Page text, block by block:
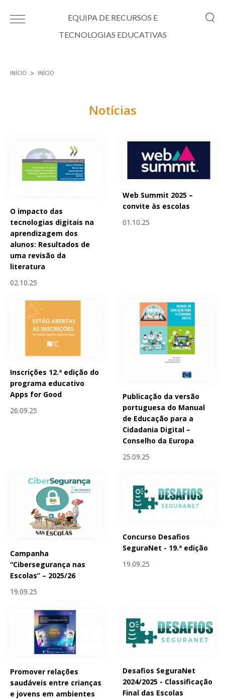
EQUIPA DE RECURSOS E
TECNOLOGIAS EDUCATIVAS
INÍCIO INÍCIO
Notícias
O impacto das
tecnologias digitais na
aprendizagem dos
alunos: Resultados de
uma revisão da
literatura
02.10.25
Web Summit 2025 –
convite às escolas
01.10.25
Inscrições 12.ª edição do
programa educativo
Apps for Good
26.09.25
Publicação da versão
portuguesa do Manual
de Educação para a
Cidadania Digital –
Conselho da Europa
25.09.25
Campanha
“Cibersegurança nas
Escolas” – 2025/26
19.09.25
Concurso Desafios
SeguraNet - 19.ª edição
19.09.25
Promover relações
saudáveis entre crianças
e jovens em ambientes
Desafios SeguraNet
2024/2025 - Classificação
Final das Escolas
Páginas